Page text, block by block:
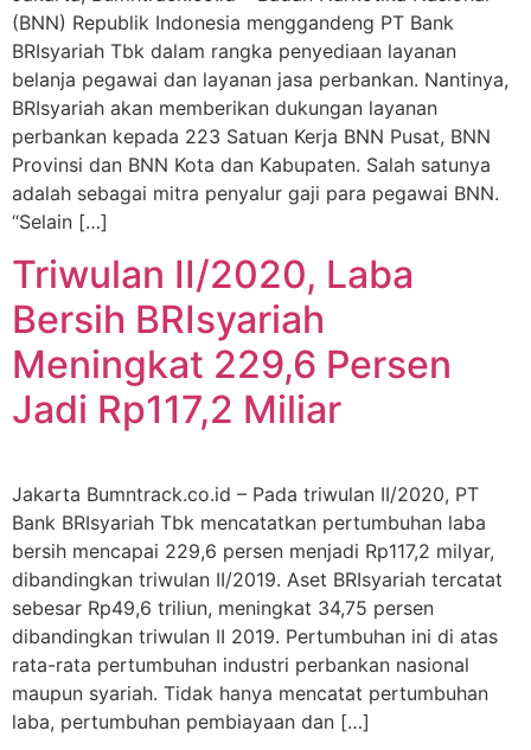
(BNN) Republik Indonesia menggandeng PT Bank
BRIsyariah Tbk dalam rangka penyediaan layanan
belanja pegawai dan layanan jasa perbankan. Nantinya,
BRIsyariah akan memberikan dukungan layanan
perbankan kepada 223 Satuan Kerja BNN Pusat, BNN
Provinsi dan BNN Kota dan Kabupaten. Salah satunya
adalah sebagai mitra penyalur gaji para pegawai BNN.
“Selain […]
Triwulan II/2020, Laba
Bersih BRIsyariah
Meningkat 229,6 Persen
Jadi Rp117,2 Miliar
Jakarta Bumntrack.co.id – Pada triwulan II/2020, PT
Bank BRIsyariah Tbk mencatatkan pertumbuhan laba
bersih mencapai 229,6 persen menjadi Rp117,2 milyar,
dibandingkan triwulan II/2019. Aset BRIsyariah tercatat
sebesar Rp49,6 triliun, meningkat 34,75 persen
dibandingkan triwulan II 2019. Pertumbuhan ini di atas
rata-rata pertumbuhan industri perbankan nasional
maupun syariah. Tidak hanya mencatat pertumbuhan
laba, pertumbuhan pembiayaan dan […]